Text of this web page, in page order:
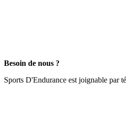
Besoin de nous ?
Sports D'Endurance est joignable par